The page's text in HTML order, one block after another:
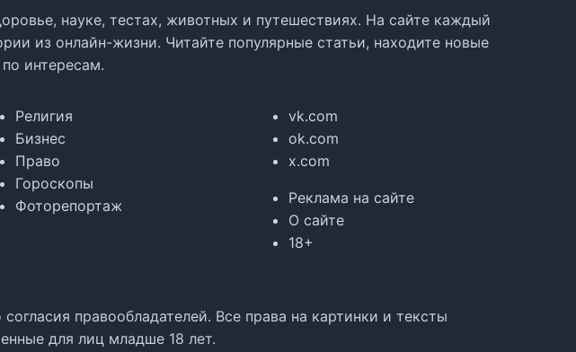
науке, тестах, животных и путешествиях. На сайте каждый
из онлайн-жизни. Читайте популярные статьи, находите новые
интересам.
Религия
Бизнес
Право
Гороскопы
Фоторепортаж
vk.com
ok.com
x.com
Реклама на сайте
О сайте
18+
правообладателей. Все права на картинки и тексты
для лиц младше 18 лет.